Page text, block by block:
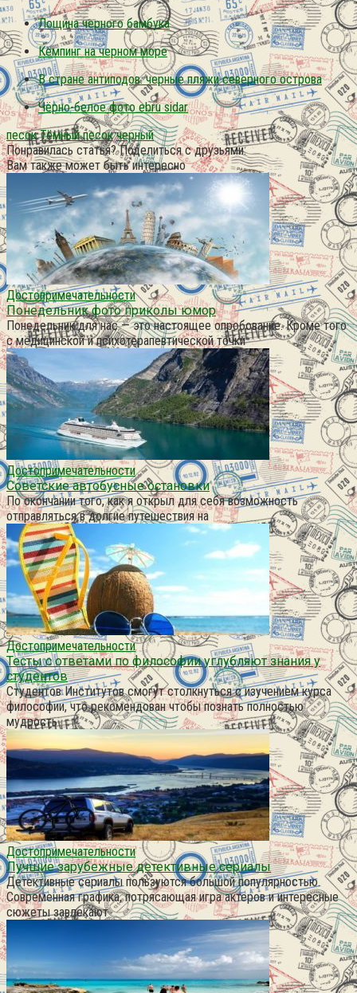
Лощина черного бамбука
Кемпинг на черном море
В стране антиподов. черные пляжи северного острова
Чёрно-белое фото ebru sidar
песок Тёмный песок черный
Понравилась статья? Поделиться с друзьями:
Вам также может быть интересно
Достопримечательности
Понедельник фото приколы юмор
Понедельник для нас — это настоящее опробование. Кроме того
с медицинской и психотерапевтической точки
Достопримечательности
Советские автобусные остановки
По окончании того, как я открыл для себя возможность
отправляться в долгие путешествия на
Достопримечательности
Тесты с ответами по философии углубляют знания у
студентов
Студентов Институтов смогут столкнуться с изучением курса
философии, что рекомендован чтобы познать полностью
мудрость
Достопримечательности
Лучшие зарубежные детективные сериалы
Детективные сериалы пользуются большой популярностью.
Современная графика, потрясающая игра актеров и интересные
сюжеты завлекают